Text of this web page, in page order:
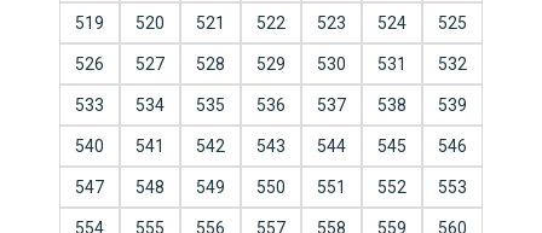
519 520 521 522 523 524 525
526 527 528 529 530 531 532
533 534 535 536 537 538 539
540 541 542 543 544 545 546
547 548 549 550 551 552 553
554 555 556 557 558 559 560